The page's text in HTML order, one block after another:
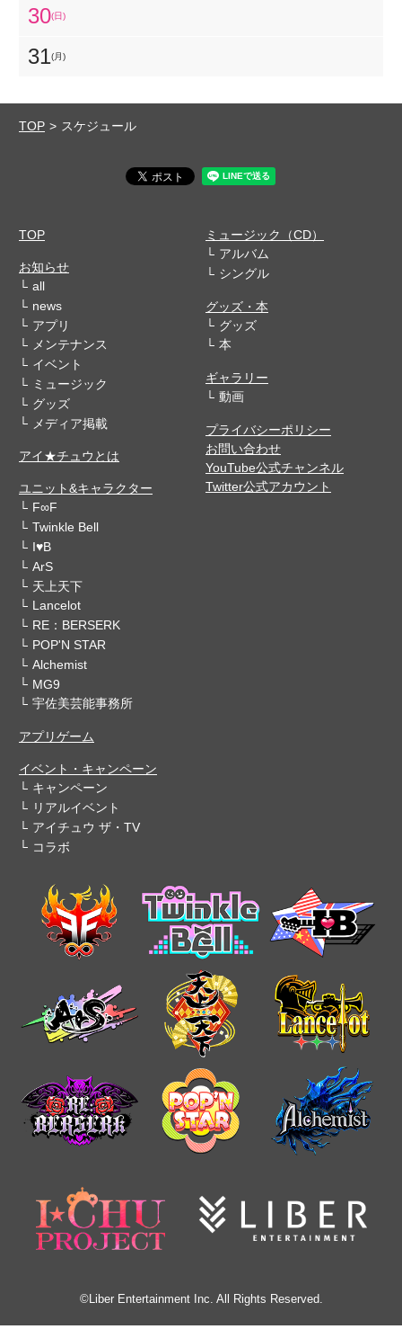
30(日)
31(月)
TOP スケジュール
TOP
お知らせ
all
news
アプリ
メンテナンス
イベント
ミュージック
グッズ
メディア掲載
アイ★チュウとは
ユニット&キャラクター
F∞F
Twinkle Bell
I♥B
ArS
天上天下
Lancelot
RE：BERSERK
POP'N STAR
Alchemist
MG9
宇佐美芸能事務所
アプリゲーム
イベント・キャンペーン
キャンペーン
リアルイベント
アイチュウ ザ・TV
コラボ
ミュージック（CD）
アルバム
シングル
グッズ・本
グッズ
本
ギャラリー
動画
プライバシーポリシー
お問い合わせ
YouTube公式チャンネル
Twitter公式アカウント
©Liber Entertainment Inc. All Rights Reserved.